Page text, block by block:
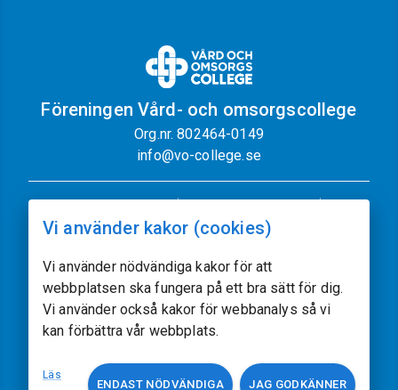
Föreningen Vård- och omsorgscollege
Org.nr. 802464-0149
info@vo-college.se
Sajtkarta
Följ oss
Vi använder kakor (cookies)
Vi använder nödvändiga kakor för att
webbplatsen ska fungera på ett bra sätt för dig.
Vi använder också kakor för webbanalys så vi
kan förbättra vår webbplats.
Läs
ENDAST NÖDVÄNDIGA JAG GODKÄNNER